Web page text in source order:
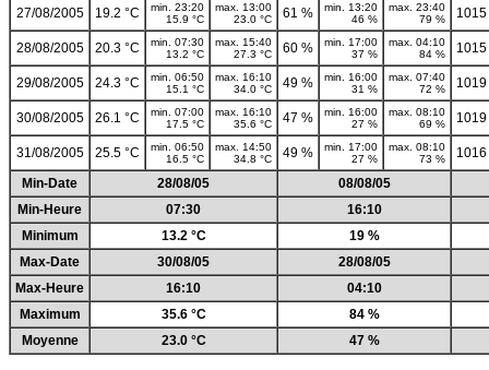
27/08/2005 19.2 °C
min. 23:20
15.9 °C
max. 13:00
23.0 °C
61 %
min. 13:20
46 %
max. 23:40
79 %
28/08/2005 20.3 °C
min. 07:30
13.2 °C
max. 15:40
27.3 °C
60 %
min. 17:00
37 %
max. 04:10
84 %
29/08/2005 24.3 °C
min. 06:50
15.1 °C
max. 16:10
34.0 °C
49 %
min. 16:00
31 %
max. 07:40
72 %
30/08/2005 26.1 °C
min. 07:00
17.5 °C
max. 16:10
35.6 °C
47 %
min. 16:00
27 %
max. 08:10
69 %
31/08/2005 25.5 °C
min. 06:50
16.5 °C
max. 14:50
34.8 °C
49 %
min. 17:00
27 %
max. 08:10
73 %
Min-Date
28/08/05
08/08/05
Min-Heure
07:30
16:10
Minimum
13.2 °C
19 %
Max-Date
30/08/05
28/08/05
Max-Heure
16:10
04:10
Maximum
35.6 °C
84 %
Moyenne
23.0 °C 47 %